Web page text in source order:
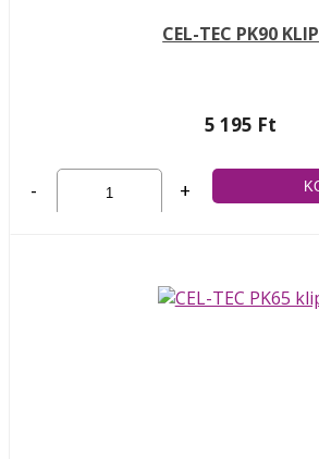
CEL-TEC PK90 KLIP
5 195 Ft
- +